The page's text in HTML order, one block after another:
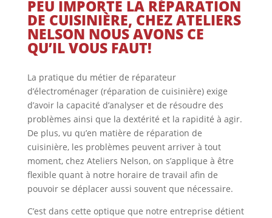
PEU IMPORTE LA RÉPARATION
DE CUISINIÈRE, CHEZ ATELIERS
NELSON NOUS AVONS CE
QU’IL VOUS FAUT!
La pratique du métier de réparateur
d’électroménager (réparation de cuisinière) exige
d’avoir la capacité d’analyser et de résoudre des
problèmes ainsi que la dextérité et la rapidité à agir.
De plus, vu qu’en matière de réparation de
cuisinière, les problèmes peuvent arriver à tout
moment, chez Ateliers Nelson, on s’applique à être
flexible quant à notre horaire de travail afin de
pouvoir se déplacer aussi souvent que nécessaire.
C’est dans cette optique que notre entreprise détient